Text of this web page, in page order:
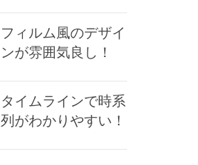
フィルム風のデザイ
ンが雰囲気良し！
タイムラインで時系
列がわかりやすい！